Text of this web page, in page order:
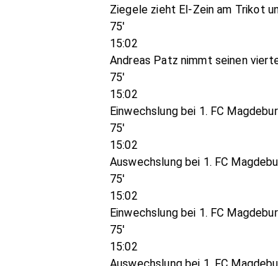
Ziegele zieht El-Zein am Trikot
75'
15:02
Andreas Patz nimmt seinen
75'
15:02
Einwechslung bei 1. FC
75'
15:02
Auswechslung bei 1. FC
75'
15:02
Einwechslung bei 1. FC
75'
15:02